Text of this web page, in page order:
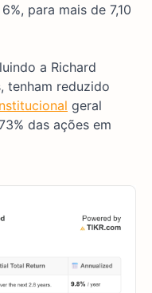
para mais de 7,10
a Richard
tenham reduzido
geral
das ações em